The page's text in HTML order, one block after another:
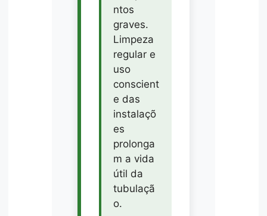
ntos
graves.
Limpeza
regular e
uso
conscient
e das
instalaçõ
es
prolonga
m a vida
útil da
tubulaçã
o.